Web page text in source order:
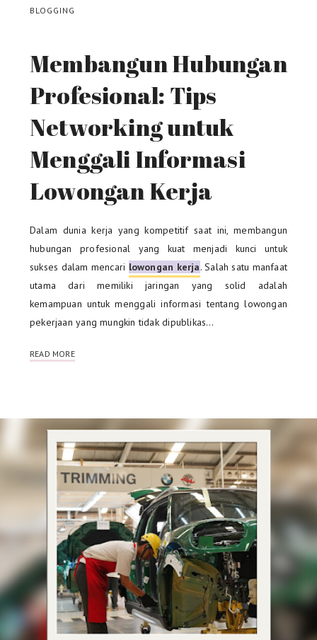
BLOGGING
Membangun Hubungan
Profesional: Tips
Networking untuk
Menggali Informasi
Lowongan Kerja
Dalam dunia kerja yang kompetitif saat ini, membangun
hubungan profesional yang kuat menjadi kunci untuk
sukses dalam mencari lowongan kerja. Salah satu manfaat
utama dari memiliki jaringan yang solid adalah
kemampuan untuk menggali informasi tentang lowongan
pekerjaan yang mungkin tidak dipublikas…
READ MORE